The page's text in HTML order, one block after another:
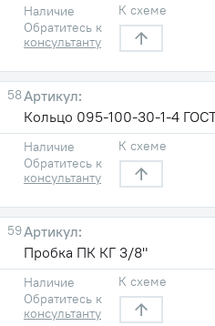
Наличие
Обратитесь к
консультанту
К схеме
58
Кольцо 095-100-30-1-4
Наличие
Обратитесь к
консультанту
К схеме
59
Пробка ПК КГ 3/8"
Наличие
Обратитесь к
консультанту
К схеме